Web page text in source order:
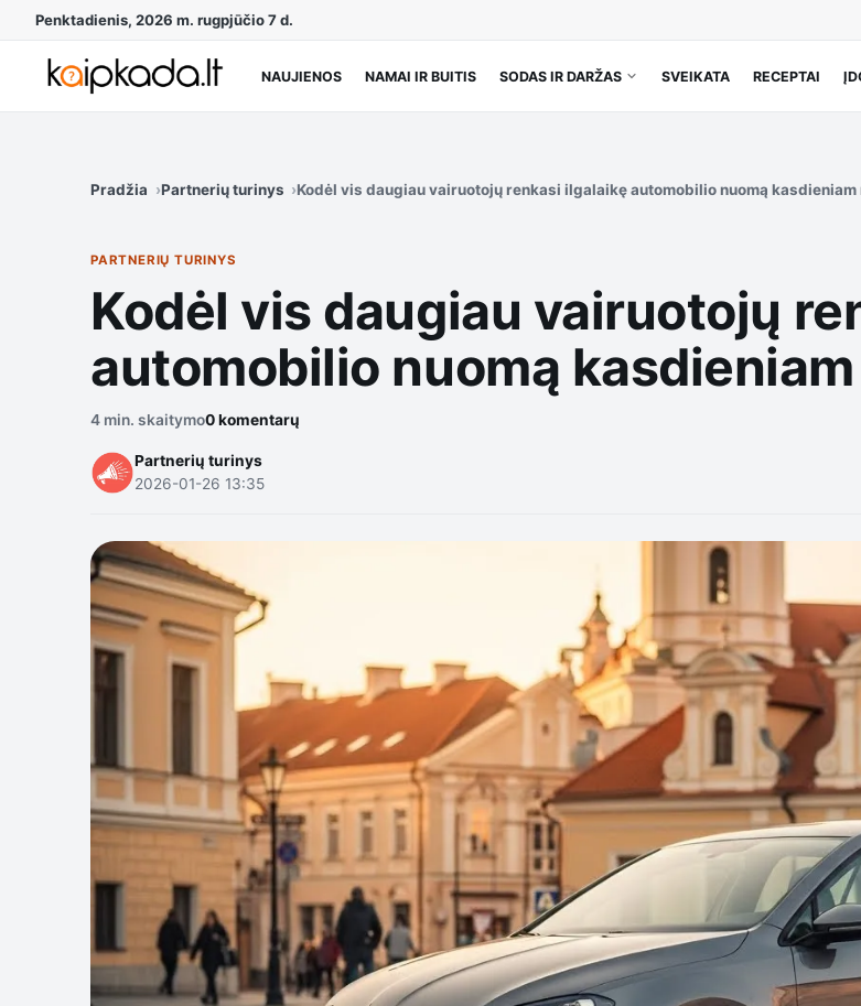
Penktadienis, 2026 m. rugpjūčio 7 d.
NAUJIENOS NAMAI IR BUITIS SODAS IR DARŽAS SVEIKATA RECEPTAI
Pradžia Partnerių turinys Kodėl vis daugiau vairuotojų renkasi ilgalaikę automobilio nuomą kasdieniam
PARTNERIŲ TURINYS
Kodėl vis daugiau vairuotojų
automobilio nuomą
4 min. skaitymo0 komentarų
Partnerių turinys
2026-01-26 13:35